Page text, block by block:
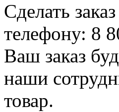
Сделать
телефону: 8
Ваш заказ
наши
товар.